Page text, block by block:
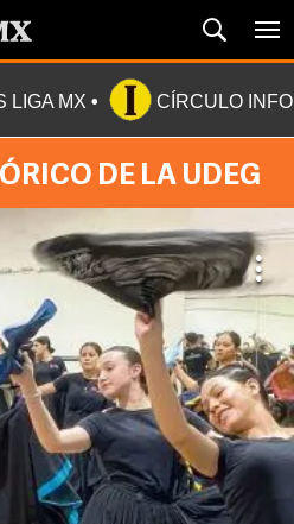
LIGA MX CÍRCULO
DE LA UDEG